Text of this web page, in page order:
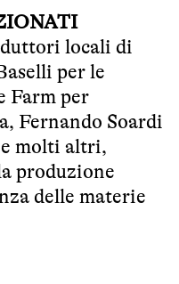
locali di
per le
Farm per
Fernando Soardi
e molti altri,
produzione
delle materie